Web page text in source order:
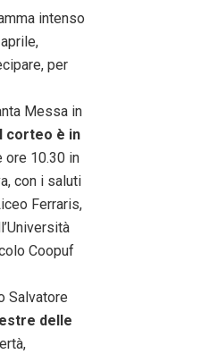
intenso
per
Messa in
corteo è in
ore 10.30 in
con i saluti
Ferraris,
Coopuf
Salvatore
delle